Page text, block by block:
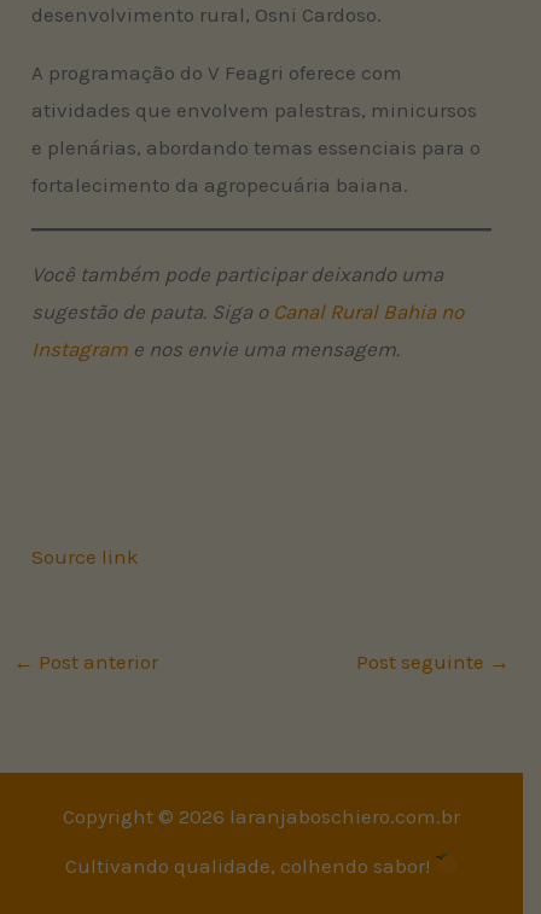
desenvolvimento rural, Osni Cardoso.
A programação do V Feagri oferece com
atividades que envolvem palestras, minicursos
e plenárias, abordando temas essenciais para o
fortalecimento da agropecuária baiana.
Você também pode participar deixando uma
sugestão de pauta. Siga o Canal Rural Bahia no
Instagram e nos envie uma mensagem.
Source link
← Post anterior Post seguinte →
Copyright © 2026 laranjaboschiero.com.br
Cultivando qualidade, colhendo sabor!